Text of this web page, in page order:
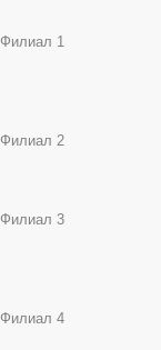
Филиал 1
Филиал 2
Филиал 3
Филиал 4